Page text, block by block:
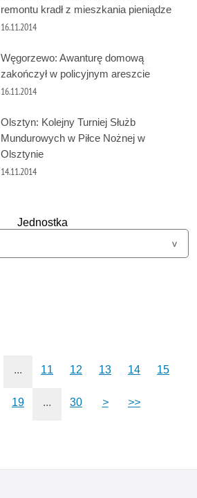
remontu kradł z mieszkania pieniądze
16.11.2014
Węgorzewo: Awanturę domową
zakończył w policyjnym areszcie
16.11.2014
Olsztyn: Kolejny Turniej Służb
Mundurowych w Piłce Nożnej w
Olsztynie
14.11.2014
Jednostka
... 11 12 13 14 15
19 ... 30 > >>